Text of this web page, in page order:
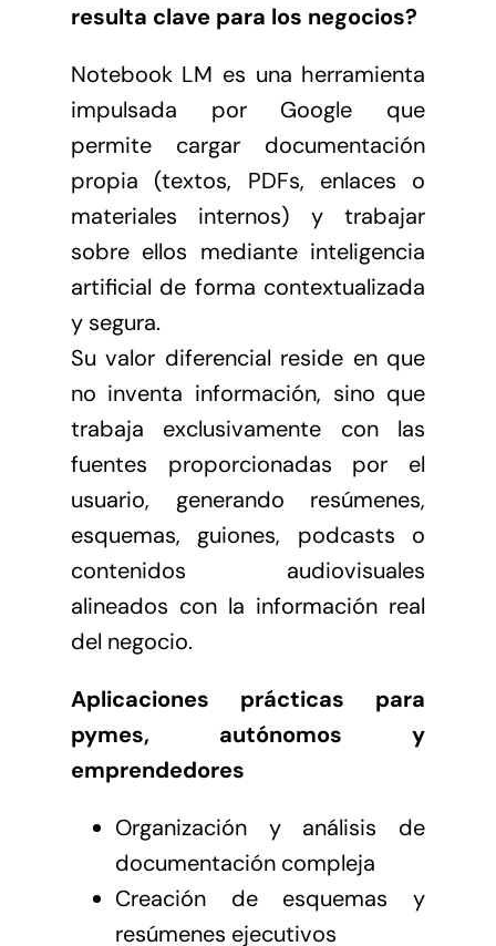
resulta clave para los negocios?
Notebook LM es una herramienta
impulsada por Google que
permite cargar documentación
propia (textos, PDFs, enlaces o
materiales internos) y trabajar
sobre ellos mediante inteligencia
artificial de forma contextualizada
y segura.
Su valor diferencial reside en que
no inventa información, sino que
trabaja exclusivamente con las
fuentes proporcionadas por el
usuario, generando resúmenes,
esquemas, guiones, podcasts o
contenidos audiovisuales
alineados con la información real
del negocio.
Aplicaciones prácticas para
pymes, autónomos y
emprendedores
Organización y análisis de
documentación compleja
Creación de esquemas y
resúmenes ejecutivos